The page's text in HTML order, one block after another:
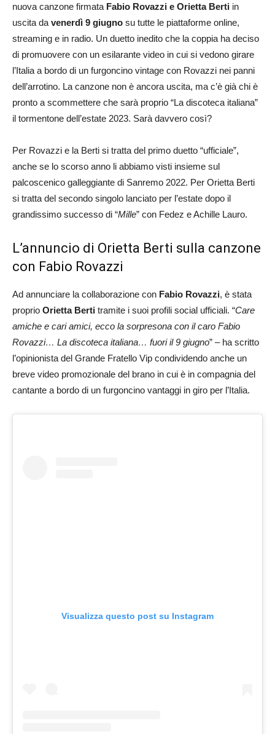
nuova canzone firmata Fabio Rovazzi e Orietta Berti in
uscita da venerdì 9 giugno su tutte le piattaforme online,
streaming e in radio. Un duetto inedito che la coppia ha deciso
di promuovere con un esilarante video in cui si vedono girare
l’Italia a bordo di un furgoncino vintage con Rovazzi nei panni
dell’arrotino. La canzone non è ancora uscita, ma c’è già chi è
pronto a scommettere che sarà proprio “La discoteca italiana”
il tormentone dell’estate 2023. Sarà davvero così?
Per Rovazzi e la Berti si tratta del primo duetto “ufficiale”,
anche se lo scorso anno li abbiamo visti insieme sul
palcoscenico galleggiante di Sanremo 2022. Per Orietta Berti
si tratta del secondo singolo lanciato per l’estate dopo il
grandissimo successo di “Mille” con Fedez e Achille Lauro.
L’annuncio di Orietta Berti sulla canzone
con Fabio Rovazzi
Ad annunciare la collaborazione con Fabio Rovazzi, è stata
proprio Orietta Berti tramite i suoi profili social ufficiali. “Care
amiche e cari amici, ecco la sorpresona con il caro Fabio
Rovazzi… La discoteca italiana… fuori il 9 giugno” – ha scritto
l’opinionista del Grande Fratello Vip condividendo anche un
breve video promozionale del brano in cui è in compagnia del
cantante a bordo di un furgoncino vantaggi in giro per l’Italia.
Visualizza questo post su Instagram